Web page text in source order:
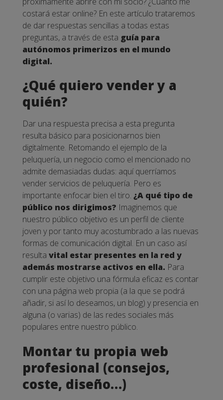
costará estar online? En este artículo trataremos
de dar respuestas sencillas a todas estas
preguntas, a través de esta guía para
autónomos primerizos en el mundo
digital.
¿Qué quiero vender y a
quién?
Dar una respuesta precisa a esta pregunta
resulta básico para posicionarnos bien
digitalmente. Retomando el ejemplo de la
peluquería, un negocio como el mencionado no
admite demasiadas dudas: aquí querríamos
vender servicios de peluquería. Pero es
importante enfocar bien el tiro. ¿A qué tipo de
público nos dirigimos? Imaginemos que
nuestro público objetivo es un perfil de cliente
joven y por tanto muy acostumbrado a las nuevas
formas de comunicación digital. En un caso así
resulta vital estar presentes en la red y
además mostrarse activos en ella. Para
cumplir este objetivo una fórmula eficaz es contar
con una página web propia (a la que se podrá
añadir, si así lo deseamos, un blog) y presencia en
alguna (o varias) de las redes sociales más
populares entre nuestro público.
Montar tu propia web
profesional (consejos,
coste, diseño…)